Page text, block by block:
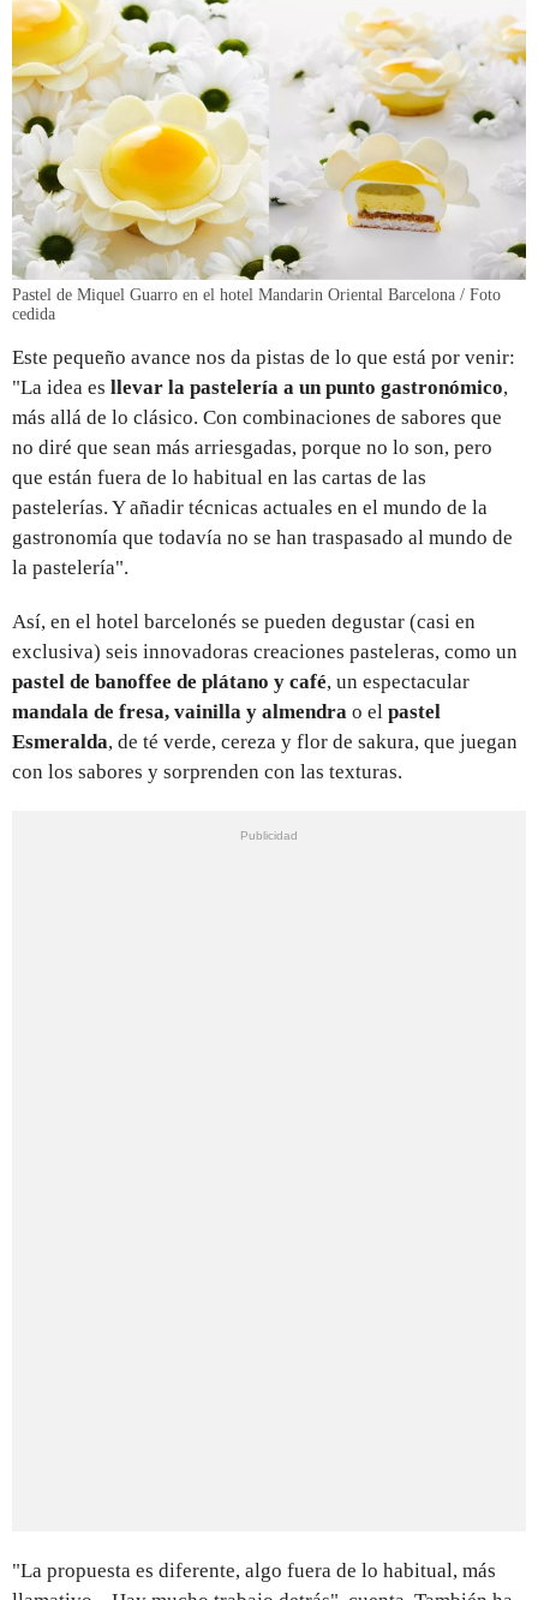
Pastel de Miquel Guarro en el hotel Mandarin Oriental Barcelona / Foto
cedida
Este pequeño avance nos da pistas de lo que está por venir:
"La idea es llevar la pastelería a un punto gastronómico,
más allá de lo clásico. Con combinaciones de sabores que
no diré que sean más arriesgadas, porque no lo son, pero
que están fuera de lo habitual en las cartas de las
pastelerías. Y añadir técnicas actuales en el mundo de la
gastronomía que todavía no se han traspasado al mundo de
la pastelería".
Así, en el hotel barcelonés se pueden degustar (casi en
exclusiva) seis innovadoras creaciones pasteleras, como un
pastel de banoffee de plátano y café, un espectacular
mandala de fresa, vainilla y almendra o el pastel
Esmeralda, de té verde, cereza y flor de sakura, que juegan
con los sabores y sorprenden con las texturas.
"La propuesta es diferente, algo fuera de lo habitual, más